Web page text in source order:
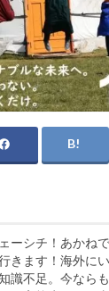
ーシチ！あかね
きます！海外に
識不足。今なら